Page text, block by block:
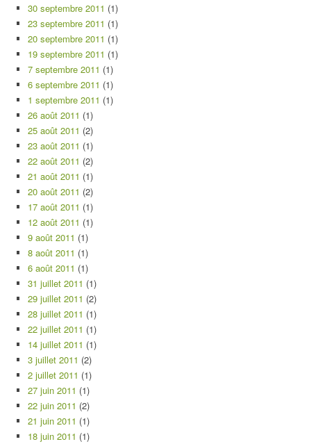
30 septembre 2011 (1)
23 septembre 2011 (1)
20 septembre 2011 (1)
19 septembre 2011 (1)
7 septembre 2011 (1)
6 septembre 2011 (1)
1 septembre 2011 (1)
26 août 2011 (1)
25 août 2011 (2)
23 août 2011 (1)
22 août 2011 (2)
21 août 2011 (1)
20 août 2011 (2)
17 août 2011 (1)
12 août 2011 (1)
9 août 2011 (1)
8 août 2011 (1)
6 août 2011 (1)
31 juillet 2011 (1)
29 juillet 2011 (2)
28 juillet 2011 (1)
22 juillet 2011 (1)
14 juillet 2011 (1)
3 juillet 2011 (2)
2 juillet 2011 (1)
27 juin 2011 (1)
22 juin 2011 (2)
21 juin 2011 (1)
18 juin 2011 (1)